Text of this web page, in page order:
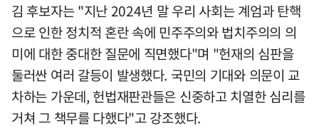
김 후보자는 "지난 2024년 말 우리 사회는 계엄과 탄핵
으로 인한 정치적 혼란 속에 민주주의와 법치주의의 의
미에 대한 중대한 질문에 직면했다"며 "헌재의 심판을
둘러싼 여러 갈등이 발생했다. 국민의 기대와 의문이 교
차하는 가운데, 헌법재판관들은 신중하고 치열한 심리를
거쳐 그 책무를 다했다"고 강조했다.